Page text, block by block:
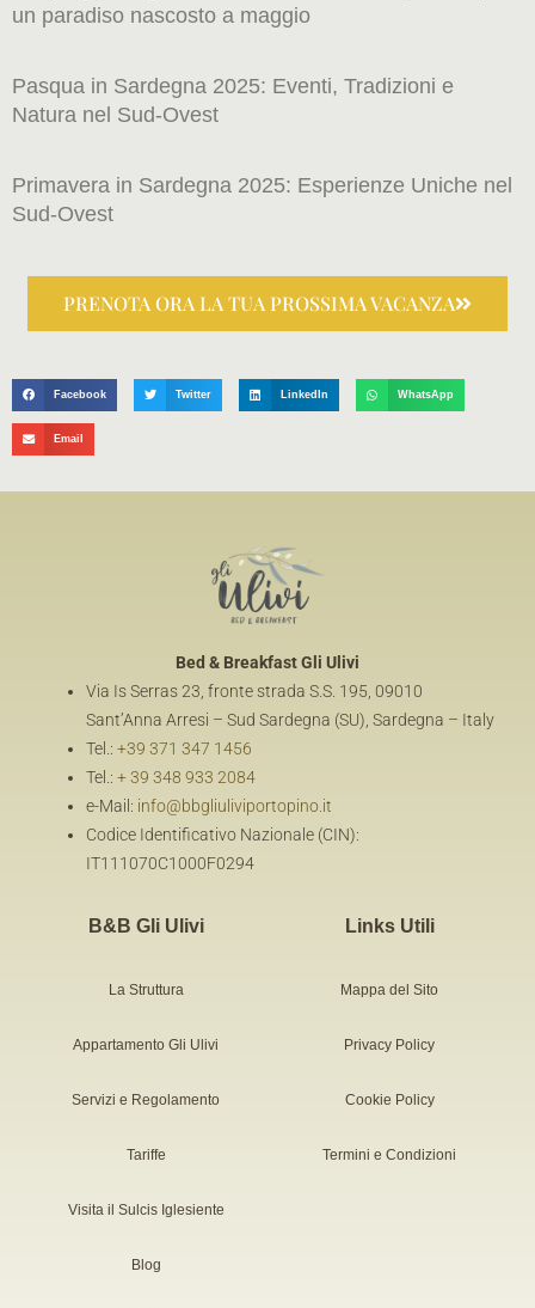
un paradiso nascosto a maggio
Pasqua in Sardegna 2025: Eventi, Tradizioni e
Natura nel Sud-Ovest
Primavera in Sardegna 2025: Esperienze Uniche nel
Sud-Ovest
PRENOTA ORA LA TUA PROSSIMA VACANZA
Facebook Twitter LinkedIn WhatsApp
Email
Bed & BreakfastGli Ulivi
Via Is Serras 23, fronte strada S.S. 195, 09010
Sant’Anna Arresi – Sud Sardegna (SU), Sardegna – Italy
Tel.: +39 371 347 1456
Tel.: + 39 348 933 2084
e-Mail: info@bbgliuliviportopino.it
Codice Identificativo Nazionale (CIN):
IT111070C1000F0294
B&B Gli Ulivi
La Struttura
Appartamento Gli Ulivi
Servizi e Regolamento
Tariffe
Visita il Sulcis Iglesiente
Blog
Links Utili
Mappa del Sito
Privacy Policy
Cookie Policy
Termini e Condizioni